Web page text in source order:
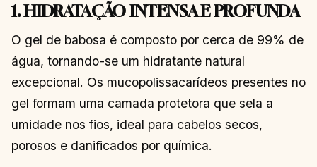
1. HIDRATAÇÃO INTENSA E PROFUNDA
O gel de babosa é composto por cerca de 99% de
água, tornando-se um hidratante natural
excepcional. Os mucopolissacarídeos presentes no
gel formam uma camada protetora que sela a
umidade nos fios, ideal para cabelos secos,
porosos e danificados por química.